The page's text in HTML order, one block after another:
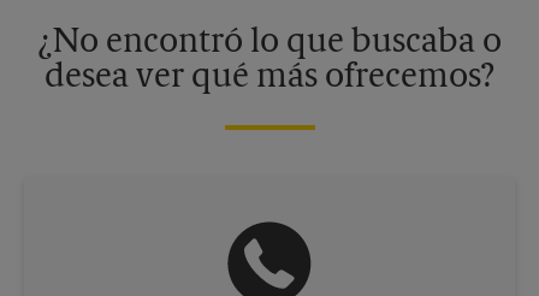
¿No encontró lo que buscaba o
desea ver qué más ofrecemos?